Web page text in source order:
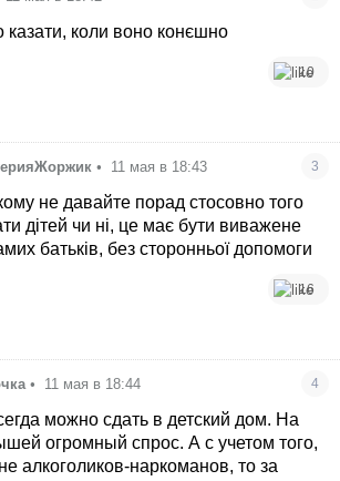
казати, коли воно конєшно
10
• 11 мая в 18:43 3
не давайте порад стосовно того
дітей чи ні, це має бути виважене
батьків, без сторонньої допомоги
16
• 11 мая в 18:44 4
можно сдать в детский дом. На
огромный спрос. А с учетом того,
алкоголиков-наркоманов, то за